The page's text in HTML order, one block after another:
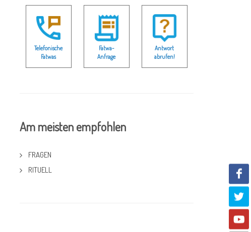
Telefonische
Fatwas
Fatwa-
Anfrage
Antwort
abrufen!
Am meisten empfohlen
FRAGEN
RITUELL